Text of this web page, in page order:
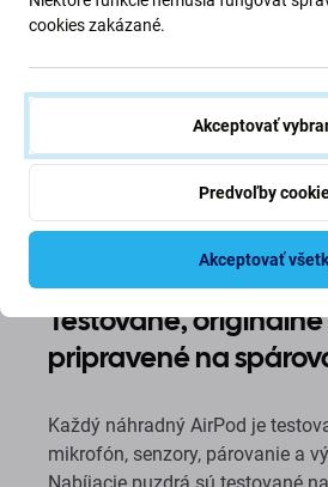
Testované,
pripravené na
Každý náhradný AirPod je
mikrofón, senzory, párovanie a
cookies zakázané.
Akceptovať
Predvoľby
Akceptovať